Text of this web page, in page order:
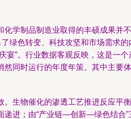
化学制品制造业取得的丰硕成果并不
绿色转变、科技攻坚和市场需求的
宴”。行业数据客观反映，这是一个
然同时运行的年度年策。其中主要体
。生物催化的渗透工艺推进反应平衡
递进；由“产业链—创新—绿色结合”